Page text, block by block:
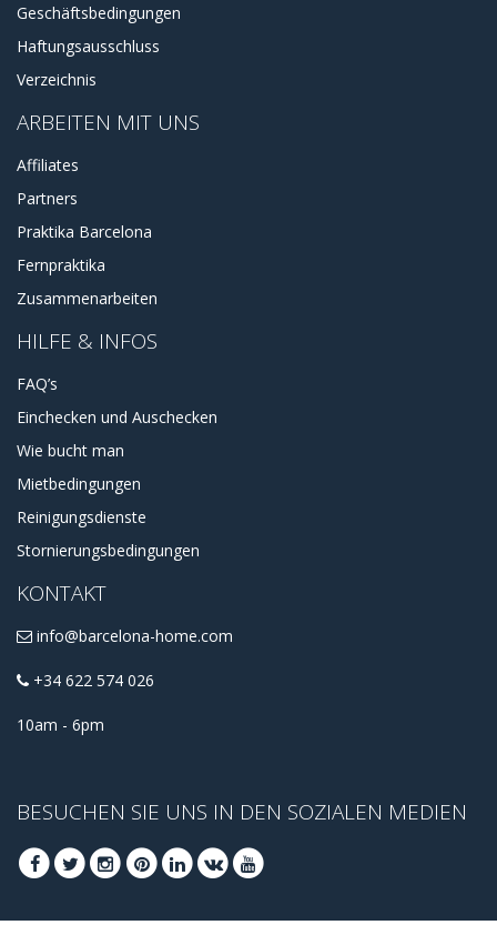
Geschäftsbedingungen
Haftungsausschluss
Verzeichnis
ARBEITEN MIT UNS
Affiliates
Partners
Praktika Barcelona
Fernpraktika
Zusammenarbeiten
HILFE & INFOS
FAQ’s
Einchecken und Auschecken
Wie bucht man
Mietbedingungen
Reinigungsdienste
Stornierungsbedingungen
KONTAKT
info@barcelona-home.com
+34 622 574 026
10am - 6pm
BESUCHEN SIE UNS IN DEN SOZIALEN MEDIEN